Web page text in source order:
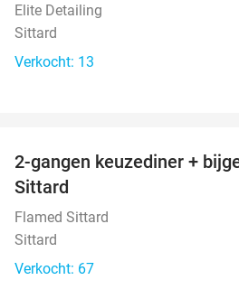
Elite Detailing
Sittard
Verkocht: 13
2-gangen keuzediner +
Sittard
Flamed Sittard
Sittard
Verkocht: 67